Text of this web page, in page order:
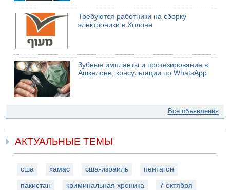
Требуются работники на сборку
электроники в Холоне
Зубные импланты и протезирование в
Ашкелоне, консультации по WhatsApp
Все объявления
АКТУАЛЬНЫЕ ТЕМЫ
сша хамас сша-израиль пентагон
пакистан криминальная хроника 7 октября